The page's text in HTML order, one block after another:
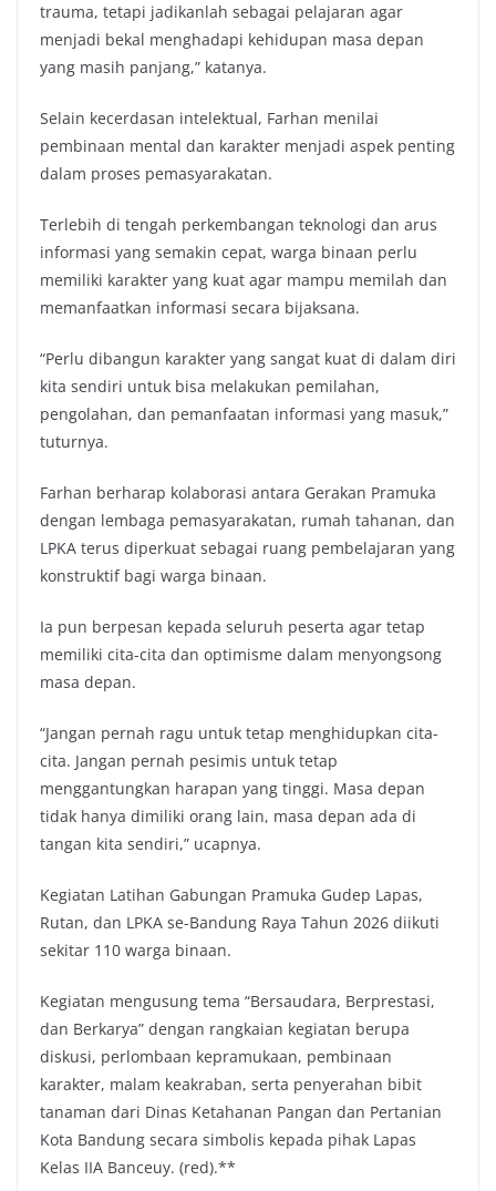
trauma, tetapi jadikanlah sebagai pelajaran agar
menjadi bekal menghadapi kehidupan masa depan
yang masih panjang,” katanya.
Selain kecerdasan intelektual, Farhan menilai
pembinaan mental dan karakter menjadi aspek penting
dalam proses pemasyarakatan.
Terlebih di tengah perkembangan teknologi dan arus
informasi yang semakin cepat, warga binaan perlu
memiliki karakter yang kuat agar mampu memilah dan
memanfaatkan informasi secara bijaksana.
“Perlu dibangun karakter yang sangat kuat di dalam diri
kita sendiri untuk bisa melakukan pemilahan,
pengolahan, dan pemanfaatan informasi yang masuk,”
tuturnya.
Farhan berharap kolaborasi antara Gerakan Pramuka
dengan lembaga pemasyarakatan, rumah tahanan, dan
LPKA terus diperkuat sebagai ruang pembelajaran yang
konstruktif bagi warga binaan.
Ia pun berpesan kepada seluruh peserta agar tetap
memiliki cita-cita dan optimisme dalam menyongsong
masa depan.
“Jangan pernah ragu untuk tetap menghidupkan cita-
cita. Jangan pernah pesimis untuk tetap
menggantungkan harapan yang tinggi. Masa depan
tidak hanya dimiliki orang lain, masa depan ada di
tangan kita sendiri,” ucapnya.
Kegiatan Latihan Gabungan Pramuka Gudep Lapas,
Rutan, dan LPKA se-Bandung Raya Tahun 2026 diikuti
sekitar 110 warga binaan.
Kegiatan mengusung tema “Bersaudara, Berprestasi,
dan Berkarya” dengan rangkaian kegiatan berupa
diskusi, perlombaan kepramukaan, pembinaan
karakter, malam keakraban, serta penyerahan bibit
tanaman dari Dinas Ketahanan Pangan dan Pertanian
Kota Bandung secara simbolis kepada pihak Lapas
Kelas IIA Banceuy. (red).**